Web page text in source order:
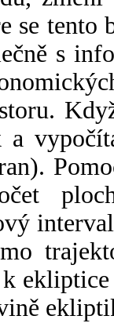
se tento
s